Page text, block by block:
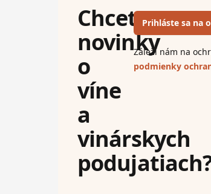
Chcete
novinky
o
víne
a
vinárskych
Prihláste sa na
Záleží nám na
podmienky